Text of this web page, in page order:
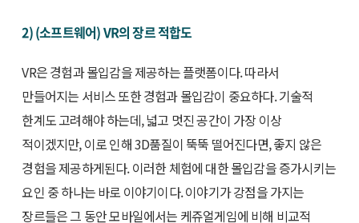
2) (소프트웨어) VR의 장르 적합도
VR은 경험과 몰입감을 제공하는 플랫폼이다. 따라서
만들어지는 서비스 또한 경험과 몰입감이 중요하다. 기술적
한계도 고려해야 하는데, 넓고 멋진 공간이 가장 이상
적이겠지만, 이로 인해 3D품질이 뚝뚝 떨어진다면, 좋지 않은
경험을 제공하게된다. 이러한 체험에 대한 몰입감을 증가시키는
요인 중 하나는 바로 이야기이다. 이야기가 강점을 가지는
장르들은 그 동안 모바일에서는 케쥬얼게임에 비해 비교적